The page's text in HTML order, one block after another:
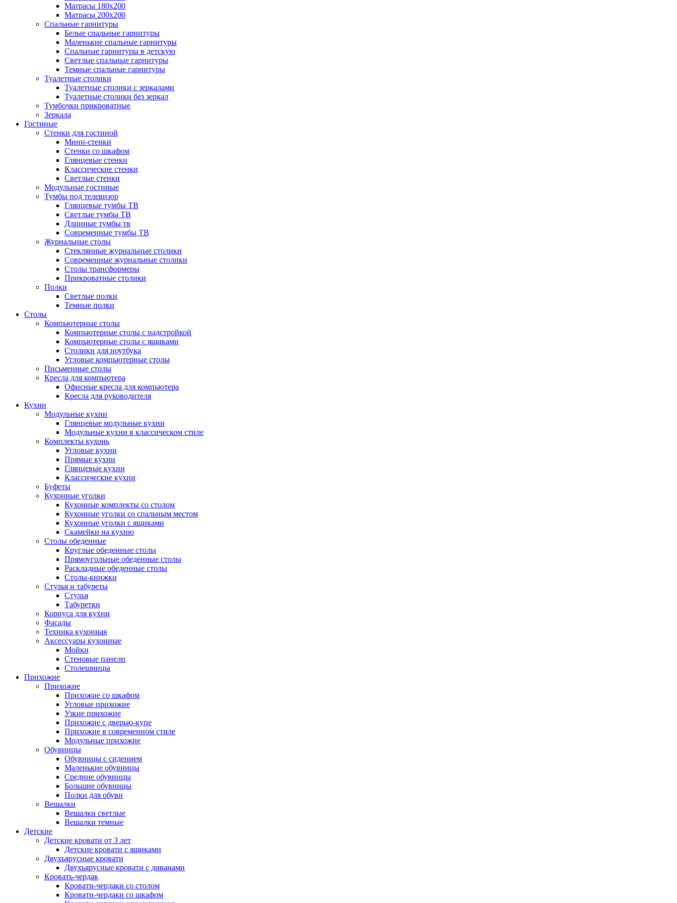
Матрасы 180х200
Матрасы 200х200
Спальные гарнитуры
Белые спальные гарнитуры
Маленькие спальные гарнитуры
Спальные гарнитуры в детскую
Светлые спальные гарнитуры
Темные спальные гарнитуры
Туалетные столики
Туалетные столики с зеркалами
Туалетные столики без зеркал
Тумбочки прикроватные
Зеркала
Гостиные
Стенки для гостиной
Мини-стенки
Стенки со шкафом
Глянцевые стенки
Классические стенки
Светлые стенки
Модульные гостиные
Тумбы под телевизор
Глянцевые тумбы ТВ
Светлые тумбы ТВ
Длинные тумбы тв
Современные тумбы ТВ
Журнальные столы
Стеклянные журнальные столики
Современные журнальные столики
Столы трансформеры
Прикроватные столики
Полки
Светлые полки
Темные полки
Столы
Компьютерные столы
Компьютерные столы с надстройкой
Компьютерные столы с ящиками
Столики для ноутбука
Угловые компьютерные столы
Письменные столы
Кресла для компьютера
Офисные кресла для компьютера
Кресла для руководителя
Кухни
Модульные кухни
Глянцевые модульные кухни
Модульные кухни в классическом стиле
Комплекты кухонь
Угловые кухни
Прямые кухни
Глянцевые кухни
Классические кухни
Буфеты
Кухонные уголки
Кухонные комплекты со столом
Кухонные уголки со спальным местом
Кухонные уголки с ящиками
Скамейки на кухню
Столы обеденные
Круглые обеденные столы
Прямоугольные обеденные столы
Раскладные обеденные столы
Столы-книжки
Стулья и табуреты
Стулья
Табуретки
Корпуса для кухни
Фасады
Техника кухонная
Аксессуары кухонные
Мойки
Стеновые панели
Столешницы
Прихожие
Прихожие
Прихожие со шкафом
Угловые прихожие
Узкие прихожие
Прихожие с дверью-купе
Прихожие в современном стиле
Модульные прихожие
Обувницы
Обувницы с сидением
Маленькие обувницы
Средние обувницы
Большие обувницы
Полки для обуви
Вешалки
Вешалки светлые
Вешалки темные
Детские
Детские кровати от 3 лет
Детские кровати с ящиками
Двухъярусные кровати
Двухъярусные кровати с диванами
Кровать-чердак
Кровати-чердаки со столом
Кровати-чердаки со шкафом